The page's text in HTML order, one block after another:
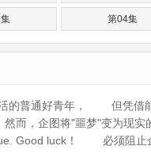
第04集
活的普通好青年， 但凭
，企图将"噩梦"变为现
Good luck！ 必须阻止企